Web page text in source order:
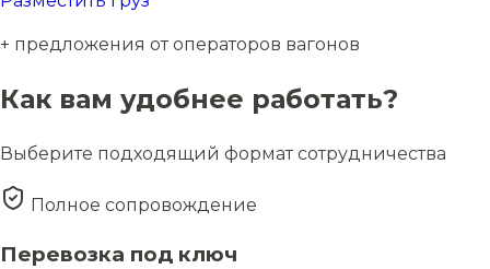
+ предложения от операторов вагонов
Как вам удобнее работать?
Выберите подходящий формат сотрудничества
Полное сопровождение
Перевозка под ключ